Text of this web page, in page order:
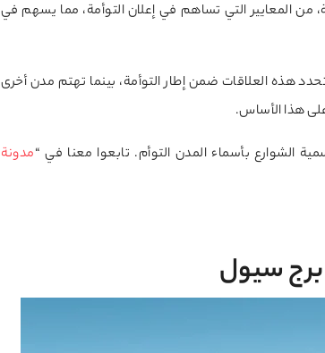
من المعايير التي تساهم في إعلان التوأمة، مما يسهم في
هذه العلاقات ضمن إطار التوأمة، بينما تهتم مدن أخرى
هذا الأساس.
الشوارع بأسماء المدن التوأم. تابعوا معنا في “مدونة
سيول